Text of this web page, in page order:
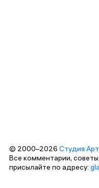
© 2000–2026 Студия
Все комментарии,
присылайте по адресу: